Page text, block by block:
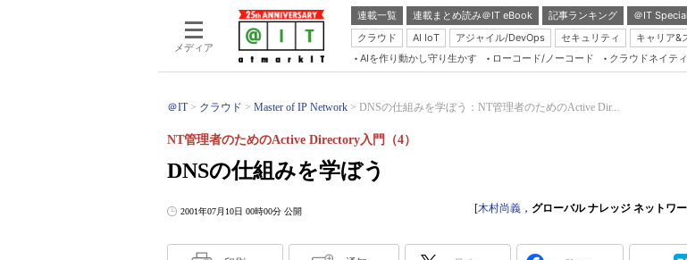
メディア
連載一覧 連載まとめ読み＠IT eBook 記事ランキング ＠IT Special
クラウド
AI IoT アジャイル/DevOps セキュリティ キャリア&
AIを作り動かし守り生かす ローコード/ノーコード クラウドネイテ
＠IT クラウド Master of IP Network DNSの仕組みを学ぼう：NT管理者のためのActive Dir...
DNSの仕組みを学ぼう
NT管理者のためのActive Directory入門（4）
2001年07月10日 00時00分 公開 [木村尚義 ， グローバル ナレッジ ネットワ